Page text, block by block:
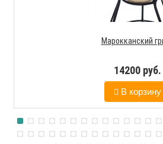
Марокканский
14200 руб.
В корзину